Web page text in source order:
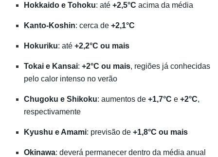
Hokkaido e Tohoku: até+2,5°C acima da média
Kanto-Koshin: cerca de+2,1°C
Hokuriku: até+2,2°C ou mais
Tokai e Kansai:+2°C ou mais, regiões já conhecidas
pelo calor intenso no verão
Chugoku e Shikoku: aumentos de+1,7°C e+2°C,
respectivamente
Kyushu e Amami: previsão de+1,8°C ou mais
Okinawa: deverá permanecer dentro da média anual